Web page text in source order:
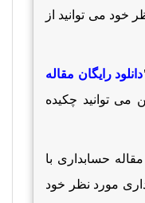
خود می توانید از
دانلود رایگان مقاله
می توانید چکیده
مقاله حسابداری با
مورد نظر خود